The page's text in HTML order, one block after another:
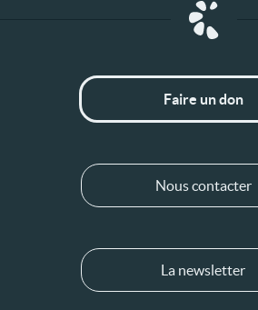
Faire un don
Nous contacter
La newsletter